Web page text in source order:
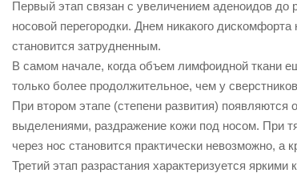
Первый этап связан с увеличением аденоидов
носовой перегородки. Днем никакого
становится затрудненным.
В самом начале, когда объем лимфоидной ткани
только более продолжительное, чем у
При втором этапе (степени развития)
выделениями, раздражение кожи под носом. При
через нос становится практически невозможно, а
Третий этап разрастания характеризуется